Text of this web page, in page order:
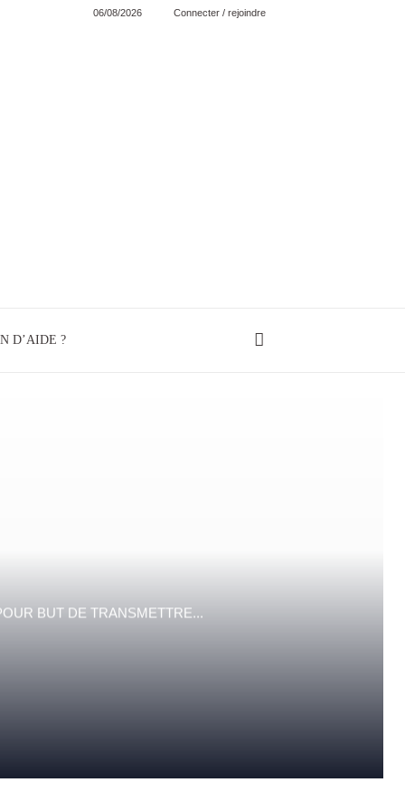
06/08/2026 Connecter / rejoindre
D’AIDE ?
BUT DE TRANSMETTRE...